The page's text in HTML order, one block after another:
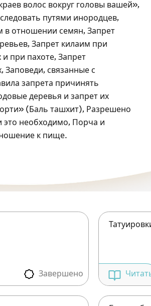
волос вокруг головы вашей»,
путями инородцев,
в отношении семян, Запрет
Запрет килаим при
при пахоте, Запрет
Заповеди, связанные с
запрета причинять
деревья и запрет их
(Баль ташхит), Разрешено
это необходимо, Порча и
к пище.
Завершено